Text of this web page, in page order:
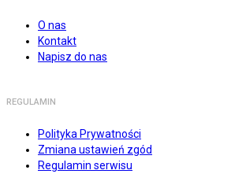
O nas
Kontakt
Napisz do nas
REGULAMIN
Polityka Prywatności
Zmiana ustawień zgód
Regulamin serwisu